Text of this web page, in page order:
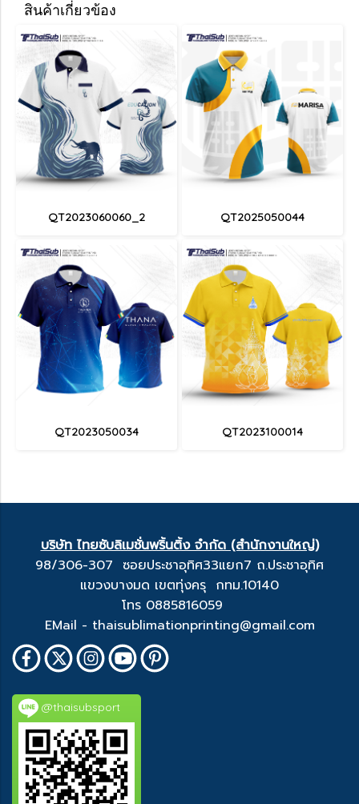
สินค้าเกี่ยวข้อง
QT2023060060_2 QT2025050044
QT2023050034 QT2023100014
บริษัท ไทยซับลิเมชั่นพริ้นติ้ง จำกัด (สำนักงานใหญ่)
98/306-307 ซอยประชาอุทิศ33แยก7 ถ.ประชาอุทิศ
แขวงบางมด เขตทุ่งครุ กทม.10140
โทร 0885816059
EMail - thaisublimationprinting@gmail.com
@thaisubsport